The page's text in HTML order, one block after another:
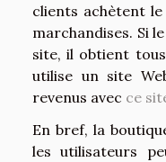
clients achètent
marchandises. Si
site, il obtient
utilise un site
revenus avec ce
En bref, la
les utilisateurs